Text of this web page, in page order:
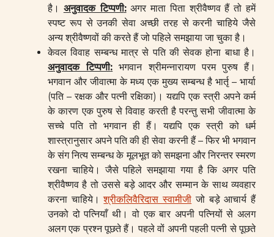
है। अनुवादक टिप्पणी:अगर माता पिता श्रीवैष्णव हैं तो हमें
स्पष्ट रूप से उनकी सेवा अच्छी तरह से करनी चाहिये जैसे
अन्य श्रीवैष्णवों की करते हैं जो पहिले समझाया जा चुका है।
केवल विवाह सम्बन्ध मात्र से पति की सेवक होना बाधा है।
अनुवादक टिप्पणी: भगवान श्रीमन्नारायण परम पुरुष हैं।
भगवान और जीवात्मा के मध्य एक मुख्य सम्बन्ध है भार्तृ – भार्या
(पति – रक्षक और पत्नी रक्षिका)। यद्यपि एक स्त्री अपने कर्म
के कारण एक पुरुष से विवाह करती है परन्तु सभी जीवात्मा के
सच्चे पति तो भगवान ही हैं। यद्यपि एक स्त्री को धर्म
शास्त्रानुसार अपने पति की ही सेवा करनी हैं – फिर भी भगवान
के संग नित्य सम्बन्ध के मूलभूत को समझना और निरन्तर स्मरण
रखना चाहिये। जैसे पहिले समझाया गया है कि अगर पति
श्रीवैष्णव है तो उससे बड़े आदर और सम्मान के साथ व्यवहार
करना चाहिये।श्रीकलिवैरिदास स्वामीजी जो बड़े आचार्य हैं
उनको दो पत्नियाँ थी। वो एक बार अपनी पत्नियों से अलग
अलग एक प्रश्न पूछते हैं। पहले वों अपनी पहली पत्नी से पूछते